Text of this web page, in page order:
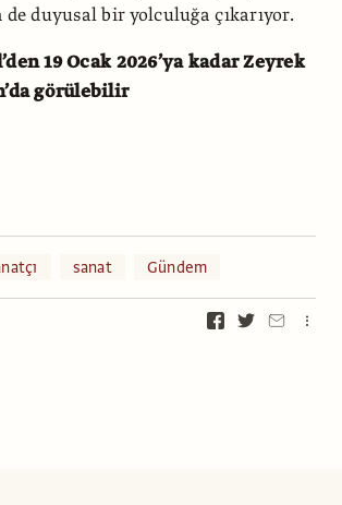
duyusal bir yolculuğa çıkarıyor.
19 Ocak 2026’ya kadar Zeyrek
görülebilir
sanat Gündem